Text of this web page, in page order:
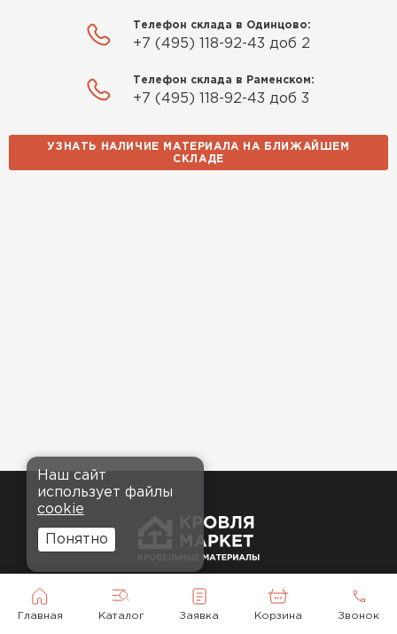
Главная Каталог Заявка Корзина Звонок
Телефон склада в Одинцово:
+7 (495) 118-92-43 доб 2
Телефон склада в Раменском:
+7 (495) 118-92-43 доб 3
УЗНАТЬ НАЛИЧИЕ МАТЕРИАЛА НА БЛИЖАЙШЕМ
СКЛАДЕ
© 2010-2026
ПЕРЕЙТИ
Наш сайт
использует файлы
cookie
Понятно